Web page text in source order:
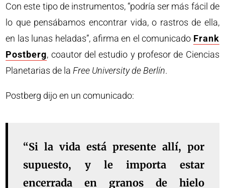
Con este tipo de instrumentos, “podría ser más fácil de
lo que pensábamos encontrar vida, o rastros de ella,
en las lunas heladas”, afirma en el comunicado Frank
Postberg, coautor del estudio y profesor de Ciencias
Planetarias de la Free University de Berlín.
Postberg dijo en un comunicado:
“Si la vida está presente allí, por
supuesto, y le importa estar
encerrada en granos de hielo